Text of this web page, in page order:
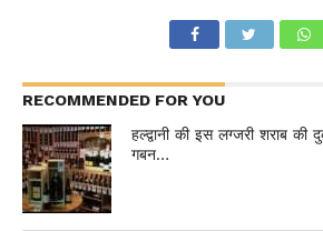
RECOMMENDED FOR YOU
हल्द्वानी की इस लग्जरी शराब
गबन…